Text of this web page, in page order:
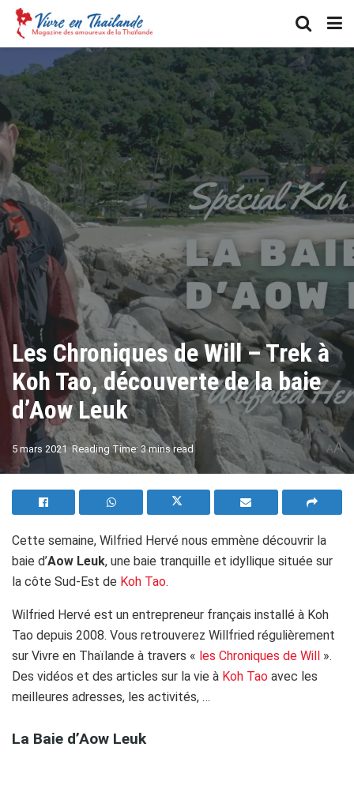
Les Chroniques de Will – Trek à
Koh Tao, découverte de la baie
d’Aow Leuk
5 mars 2021 Reading Time: 3 mins read AA
Cette semaine, Wilfried Hervé nous emmène découvrir la
baie d’Aow Leuk, une baie tranquille et idyllique située sur
la côte Sud-Est de Koh Tao.
Wilfried Hervé est un entrepreneur français installé à Koh
Tao depuis 2008. Vous retrouverez Willfried régulièrement
sur Vivre en Thaïlande à travers « les Chroniques de Will ».
Des vidéos et des articles sur la vie à Koh Tao avec les
meilleures adresses, les activités, …
La Baie d’Aow Leuk